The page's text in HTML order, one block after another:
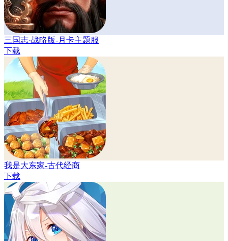
三国志·战略版-月卡主题服
下载
我是大东家-古代经商
下载